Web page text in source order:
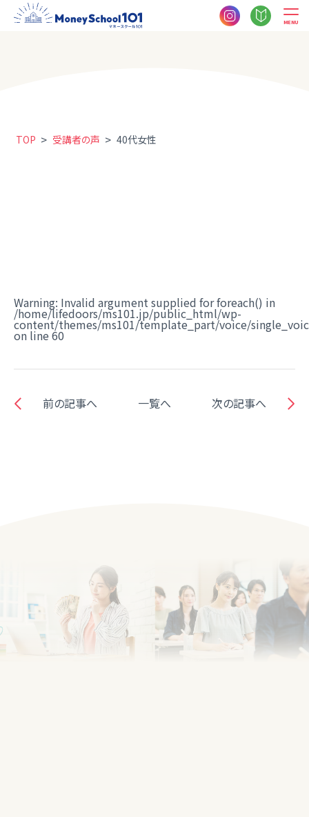
MENU
TOP > 受講者の声 > 40代女性
Warning: Invalid argument supplied for foreach() in
/home/lifedoors/ms101.jp/public_html/wp-
content/themes/ms101/template_part/voice/
on line 60
前の記事へ 一覧へ 次の記事へ